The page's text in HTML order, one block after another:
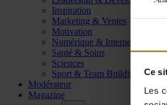
Ce
Les
Inspiration
Marketing & Ventes
Motivation
Numérique & Internet
Santé & Soins
Sciences
Sport & Team Building
Modérateur
Magazine